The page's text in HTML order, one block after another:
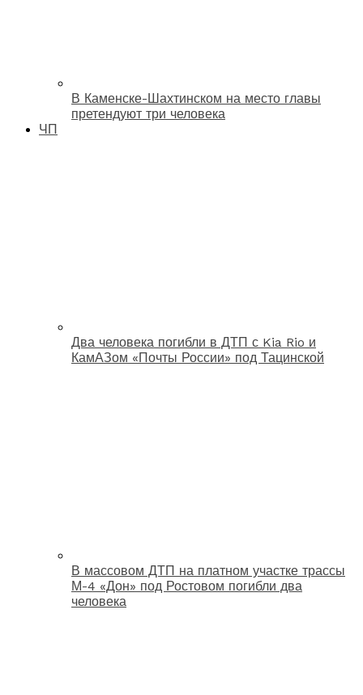
В Каменске-Шахтинском на место главы
претендуют три человека
ЧП
Два человека погибли в ДТП с Kia Rio и
КамАЗом «Почты России» под Тацинской
В массовом ДТП на платном участке трассы
М-4 «Дон» под Ростовом погибли два
человека